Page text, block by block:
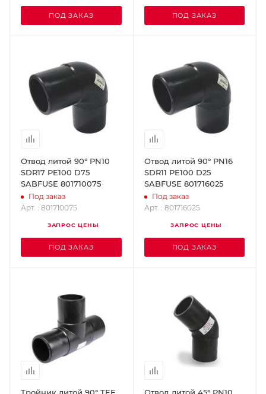
ПОД ЗАКАЗ ПОД ЗАКАЗ
Отвод литой 90° PN10
SDR17 PE100 D75
SABFUSE 801710075
Под заказ
Арт. : 801710075
ЗАПРОС ЦЕНЫ
ПОД ЗАКАЗ
Отвод литой 90° PN16
SDR11 PE100 D25
SABFUSE 801716025
Под заказ
Арт. : 801716025
ЗАПРОС ЦЕНЫ
ПОД ЗАКАЗ